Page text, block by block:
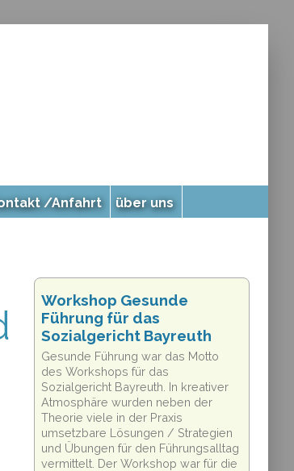
/Anfahrt über uns
Workshop Gesunde
Führung für das
Sozialgericht Bayreuth
Gesunde Führung war das Motto
des Workshops für das
Sozialgericht Bayreuth. In kreativer
Atmosphäre wurden neben der
Theorie viele in der Praxis
umsetzbare Lösungen / Strategien
und Übungen für den Führungsalltag
vermittelt. Der Workshop war für die